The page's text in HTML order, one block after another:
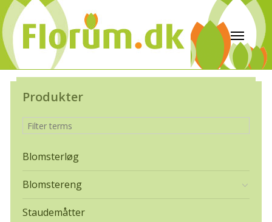
Produkter
Blomsterløg
Blomstereng
Staudemåtter